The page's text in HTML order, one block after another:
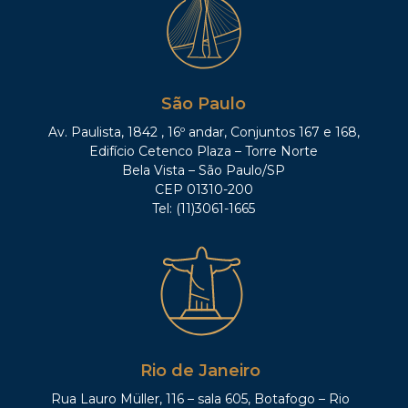
São Paulo
Av. Paulista, 1842 , 16º andar, Conjuntos 167 e 168,
Edifício Cetenco Plaza – Torre Norte
Bela Vista – São Paulo/SP
CEP 01310-200
Tel: (11)3061-1665
Rio de Janeiro
Rua Lauro Müller, 116 – sala 605, Botafogo – Rio